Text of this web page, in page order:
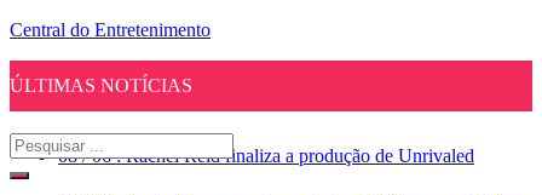
Central do Entretenimento
ÚLTIMAS NOTÍCIAS
08 / 06 : Rachel Reid finaliza a produção de Unrivaled